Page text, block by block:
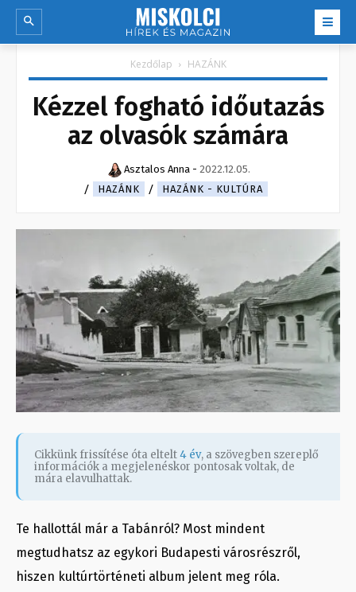
Kezdőlap HAZÁNK
Kézzel fogható időutazás
az olvasók számára
Asztalos Anna - 2022.12.05.
HAZÁNK
HAZÁNK - KULTÚRA
Cikkünk frissítése óta eltelt4 év, a szövegben szereplő
információk a megjelenéskor pontosak voltak, de
mára elavulhattak.
Te hallottál már a Tabánról? Most mindent
megtudhatsz az egykori Budapesti városrészről,
hiszen kultúrtörténeti album jelent meg róla.